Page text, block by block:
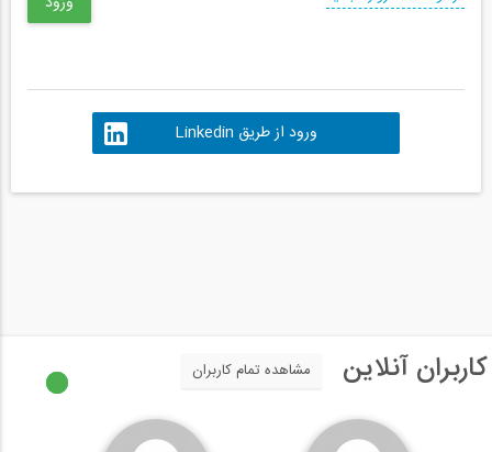
ورود از طریق Linkedin
کاربران آنلاین مشاهده تمام کاربران